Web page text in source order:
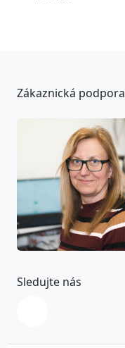
Zákaznická podpora
Sledujte nás